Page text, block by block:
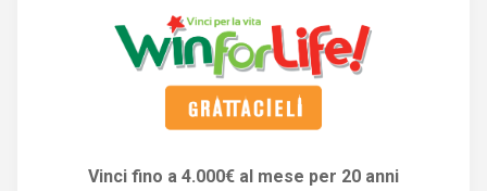
Vinci fino a 4.000€ al mese per 20 anni